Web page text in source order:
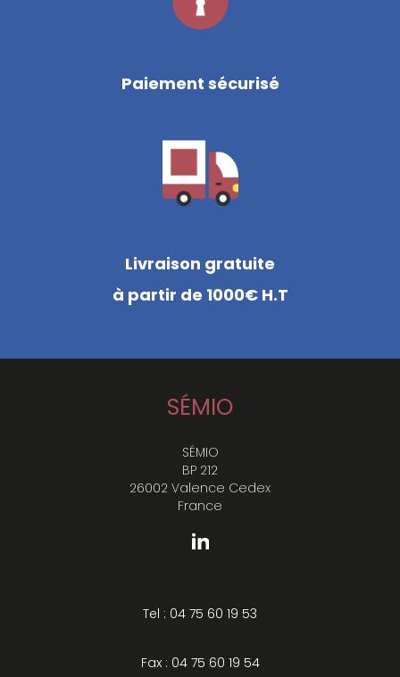
Paiement sécurisé
Livraison gratuite
à partir de 1000€ H.T
SÉMIO
SÉMIO
BP 212
26002 Valence Cedex
France
Tel : 04 75 60 19 53
Fax : 04 75 60 19 54